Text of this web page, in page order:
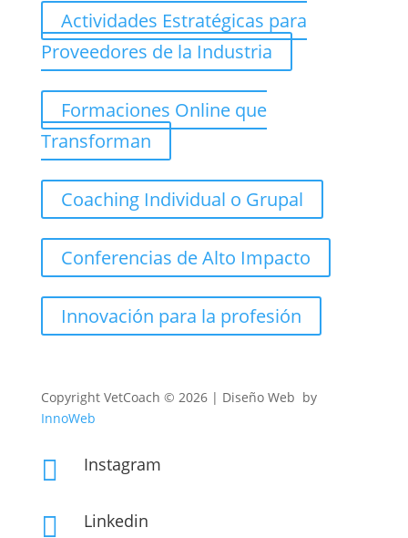
Actividades Estratégicas para
Proveedores de la Industria
Formaciones Online que
Transforman
Coaching Individual o Grupal
Conferencias de Alto Impacto
Innovación para la profesión
CopyrightVetCoach © 2026 | Diseño Web by
InnoWeb
 Instagram
 Linkedin